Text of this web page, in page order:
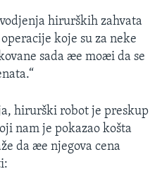
hirurških zahvata
koje su za neke
sada æe moæi da se
hirurški robot je preskup
nam je pokazao košta
da æe njegova cena